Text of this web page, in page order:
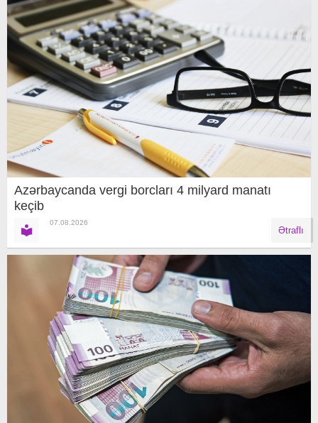
Azərbaycanda vergi borcları 4 milyard manatı
keçib
07.08.2026
Ətraflı